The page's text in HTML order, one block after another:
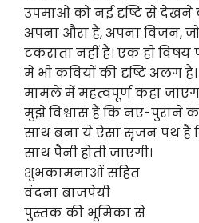
उपमाओं को नई दृष्टि से देखने
अपना औरा है, अपना विजन,
टकराता नहीं है। एक ही
में भी कवियों की दृष्टि अलग
मामले में महत्वपूर्ण कहा
मुझे विश्वास है कि नए-पुराने
साथ बना ये ऐसा सृजन पथ है
साथ पैनी होती जाएगी।
शुभकामनाओं सहित
वंदना बाजपेयी
पुस्तक की भूमिका से